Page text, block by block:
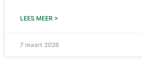
LEES MEER >
7 maart 2026